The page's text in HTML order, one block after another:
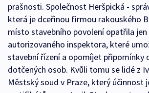
prašnosti. Společnost Heršpická -
která je dceřinou firmou rakouského
místo stavebního povolení opatřila
autorizovaného inspektora, které
stavební řízení a opomíjet připomínky
dotčených osob. Kvůli tomu se lidé z
Městský soud v Praze, který účinnost